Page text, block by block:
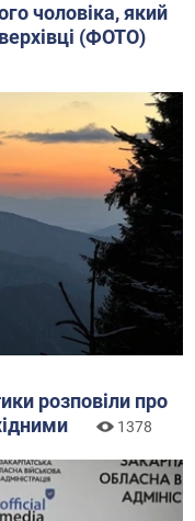
чоловіка, який
(ФОТО)
розповіли про
1378